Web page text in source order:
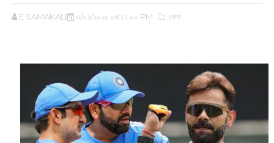
E SAMAKALIN ৩/০২/২০২৫ ০৬:১২:০০ PM ,খেলা